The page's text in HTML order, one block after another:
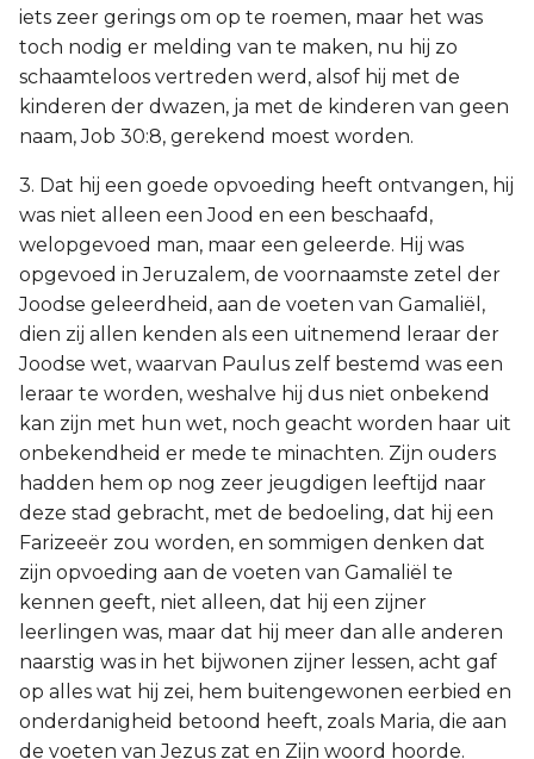
iets zeer gerings om op te roemen, maar het was
toch nodig er melding van te maken, nu hij zo
schaamteloos vertreden werd, alsof hij met de
kinderen der dwazen, ja met de kinderen van geen
naam, Job 30:8, gerekend moest worden.
3. Dat hij een goede opvoeding heeft ontvangen, hij
was niet alleen een Jood en een beschaafd,
welopgevoed man, maar een geleerde. Hij was
opgevoed in Jeruzalem, de voornaamste zetel der
Joodse geleerdheid, aan de voeten van Gamaliël,
dien zij allen kenden als een uitnemend leraar der
Joodse wet, waarvan Paulus zelf bestemd was een
leraar te worden, weshalve hij dus niet onbekend
kan zijn met hun wet, noch geacht worden haar uit
onbekendheid er mede te minachten. Zijn ouders
hadden hem op nog zeer jeugdigen leeftijd naar
deze stad gebracht, met de bedoeling, dat hij een
Farizeeër zou worden, en sommigen denken dat
zijn opvoeding aan de voeten van Gamaliël te
kennen geeft, niet alleen, dat hij een zijner
leerlingen was, maar dat hij meer dan alle anderen
naarstig was in het bijwonen zijner lessen, acht gaf
op alles wat hij zei, hem buitengewonen eerbied en
onderdanigheid betoond heeft, zoals Maria, die aan
de voeten van Jezus zat en Zijn woord hoorde.